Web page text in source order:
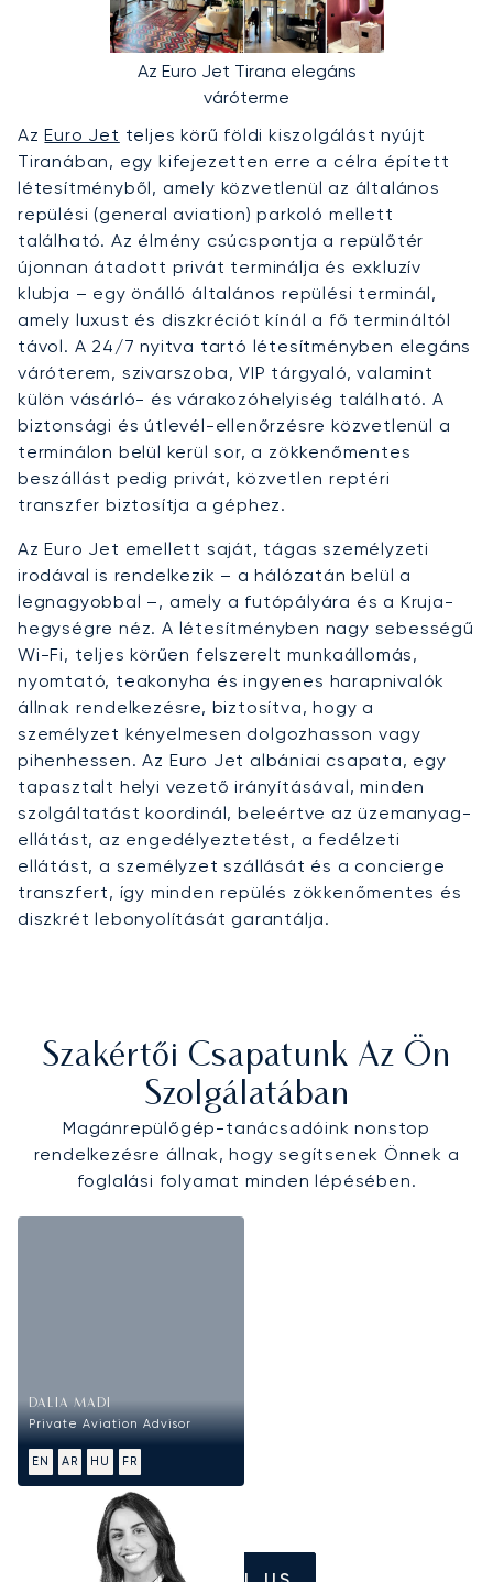
Az Euro Jet Tirana elegáns
váróterme
AzEuro Jet teljes körű földi kiszolgálást nyújt
Tiranában, egy kifejezetten erre a célra épített
létesítményből, amely közvetlenül az általános
repülési (general aviation) parkoló mellett
található. Az élmény csúcspontja a repülőtér
újonnan átadott privát terminálja és exkluzív
klubja – egy önálló általános repülési terminál,
amely luxust és diszkréciót kínál a fő termináltól
távol. A 24/7 nyitva tartó létesítményben elegáns
váróterem, szivarszoba, VIP tárgyaló, valamint
külön vásárló- és várakozóhelyiség található. A
biztonsági és útlevél-ellenőrzésre közvetlenül a
terminálon belül kerül sor, a zökkenőmentes
beszállást pedig privát, közvetlen reptéri
transzfer biztosítja a géphez.
Az Euro Jet emellett saját, tágas személyzeti
irodával is rendelkezik – a hálózatán belül a
legnagyobbal –, amely a futópályára és a Kruja-
hegységre néz. A létesítményben nagy sebességű
Wi-Fi, teljes körűen felszerelt munkaállomás,
nyomtató, teakonyha és ingyenes harapnivalók
állnak rendelkezésre, biztosítva, hogy a
személyzet kényelmesen dolgozhasson vagy
pihenhessen. Az Euro Jet albániai csapata, egy
tapasztalt helyi vezető irányításával, minden
szolgáltatást koordinál, beleértve az üzemanyag-
ellátást, az engedélyeztetést, a fedélzeti
ellátást, a személyzet szállását és a concierge
transzfert, így minden repülés zökkenőmentes és
diszkrét lebonyolítását garantálja.
Szakértői Csapatunk Az Ön
Szolgálatában
Magánrepülőgép-tanácsadóink nonstop
rendelkezésre állnak, hogy segítsenek Önnek a
foglalási folyamat minden lépésében.
DALIA MADI
Private Aviation Advisor
EN AR HU FR